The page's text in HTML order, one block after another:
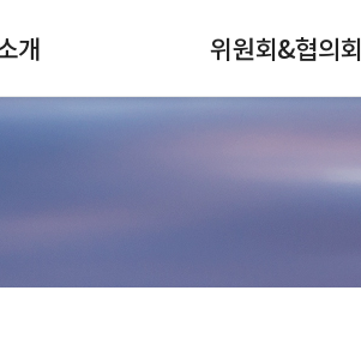
개 위원회&협의회
스테인리스스틸클럽
선재협의회
전체메뉴